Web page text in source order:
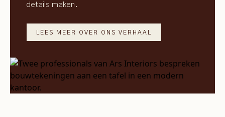
details maken.
LEES MEER OVER ONS VERHAAL